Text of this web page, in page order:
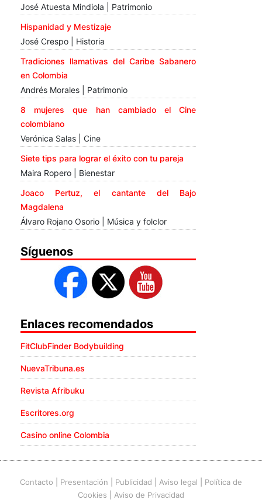
José Atuesta Mindiola | Patrimonio
Hispanidad y Mestizaje
José Crespo | Historia
Tradiciones llamativas del Caribe Sabanero
en Colombia
Andrés Morales | Patrimonio
8 mujeres que han cambiado el Cine
colombiano
Verónica Salas | Cine
Siete tips para lograr el éxito con tu pareja
Maira Ropero | Bienestar
Joaco Pertuz, el cantante del Bajo
Magdalena
Álvaro Rojano Osorio | Música y folclor
Síguenos
Enlaces recomendados
FitClubFinder Bodybuilding
NuevaTribuna.es
Revista Afribuku
Escritores.org
Casino online Colombia
Contacto Presentación Publicidad Aviso legal
Política de
Cookies
Aviso de Privacidad